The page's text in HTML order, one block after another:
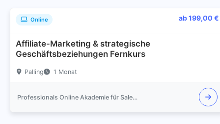
Online ab 199,00 €
Affiliate-Marketing & strategische
Geschäftsbeziehungen Fernkurs
Palling 1 Monat
Professionals Online Akademie für Sales und Marketing